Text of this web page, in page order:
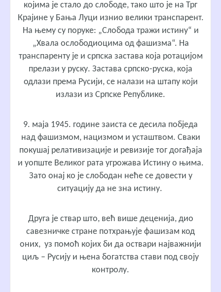
којима је стало до слободе, тако што је на Трг
Крајине у Бања Луци изнио велики транспарент.
На њему су поруке: „Слобода тражи истину“ и
„Хвала ослободиоцима од фашизма“. На
транспаренту је и српска застава која ротацијом
прелази у руску. Застава српско-руска, која
одлази према Русији, се налази на штапу који
излази из Српске Републике.
9. мајa 1945. године заиста се десила побједа
над фашизмом, нацизмом и усташтвом. Сваки
покушај релативизације и ревизије тог догађаја
и уопште Великог рата угрожава Истину о њима.
Зато онај ко је слободан неће се довести у
ситуацију да не зна истину.
Друга је ствар што, већ више деценија, дио
савезничке стране потхрањује фашизам код
оних, уз помоћ којих би да оствари најважнији
циљ – Русију и њена богатства стави под своју
контролу.